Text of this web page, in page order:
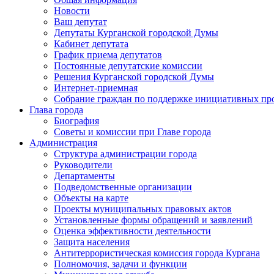
Новости
Ваш депутат
Депутаты Курганской городской Думы
Кабинет депутата
График приема депутатов
Постоянные депутатские комиссии
Решения Курганской городской Думы
Интернет-приемная
Собрание граждан по поддержке инициативных
Глава города
Биография
Советы и комиссии при Главе города
Администрация
Структура администрации города
Руководители
Департаменты
Подведомственные организации
Объекты на карте
Проекты муниципальных правовых актов
Установленные формы обращений и заявлений
Оценка эффективности деятельности
Защита населения
Антитеррористическая комиссия города Кургана
Полномочия, задачи и функции